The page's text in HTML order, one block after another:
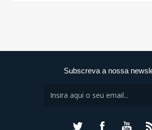
Subscreva a nossa